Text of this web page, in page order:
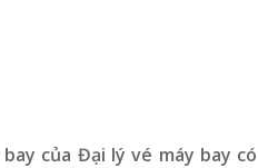
của Đại lý vé máy bay có